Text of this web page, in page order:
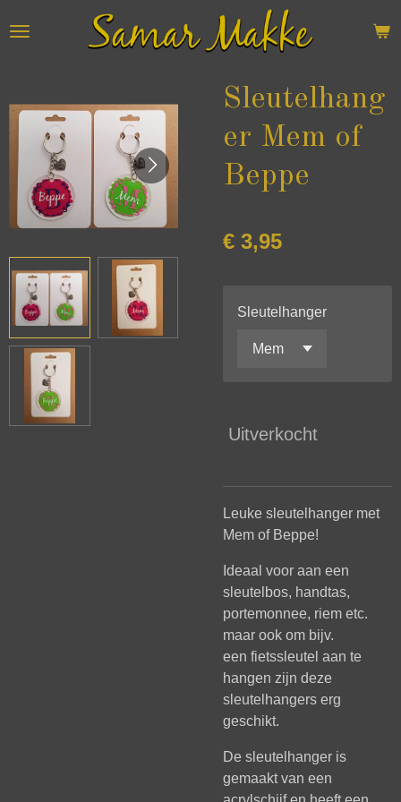
direct
hoofdinhoud
Sleutelhang
er Mem of
Beppe
€ 3,95
Sleutelhanger
Uitverkocht
Leuke sleutelhanger met
Mem of Beppe!
Ideaal voor aan een
sleutelbos, handtas,
portemonnee, riem etc.
maar ook om bijv.
een fietssleutel aan te
hangen zijn deze
sleutelhangers erg
geschikt.
De sleutelhanger is
gemaakt van een